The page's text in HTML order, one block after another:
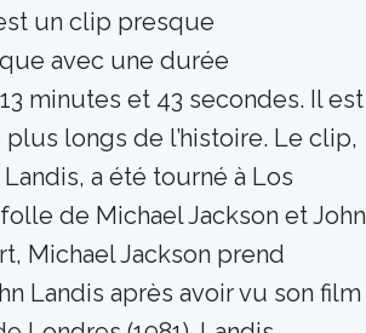
un clip presque
avec une durée
minutes et 43 secondes. Il est
longs de l’histoire. Le clip,
a été tourné à Los
de Michael Jackson et John
Michael Jackson prend
Landis après avoir vu son film